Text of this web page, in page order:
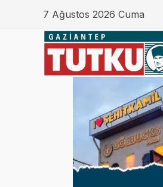
7 Ağustos 2026 Cuma